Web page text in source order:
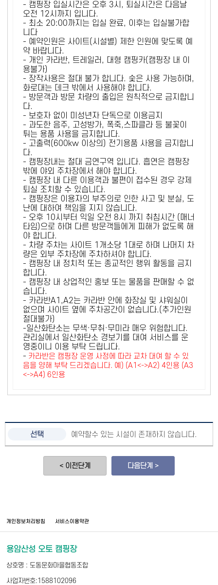
- 캠핑장 입실시간은 오후 3시, 퇴실시간은 다음날
오전 12시까지 입니다.
- 최소 20:00까지는 입실 완료, 이후는 입실불가합
니다
- 예약인원은 사이트(시설별) 제한 인원에 맞도록 예
약 바랍니다.
- 개인 카라반, 트레일러, 대형 캠핑카(캠핑장 내 이
용불가)
- 장작사용은 절대 불가 합니다. 숯은 사용 가능하며,
화로대는 데크 밖에서 사용해야 합니다.
- 방문객과 방문 차량의 출입은 원칙적으로 금지합니
다.
- 보호자 없이 미성년자 단독으로 이용금지
- 과도한 음주, 고성방가, 폭죽,스파클라 등 불꽃이
튀는 용품 사용을 금지합니다.
- 고출력(600kw 이상의) 전기용품 사용을 금지합니
다.
- 캠핑장내는 절대 금연구역 입니다. 흡연은 캠핑장
밖에 야외 주차장에서 해야 합니다.
- 캠핑장 내 다른 이용객과 불편이 접수된 경우 강제
퇴실 조치할 수 있습니다.
- 캠핑장은 이용자의 부주의로 인한 사고 및 분실, 도
난에 대하여 책임을 지지 않습니다.
- 오후 10시부터 익일 오전 8시 까지 취침시간 (매너
타임)으로 하며 다른 방문객들에게 피해가 없도록 해
야 합니다.
- 차량 주차는 사이트 1개소당 1대로 하며 나머지 차
량은 외부 주차장에 주차하셔야 합니다.
- 캠핑장 내 정치적 또는 종교적인 행위 활동을 금지
합니다.
- 캠핑장 내 상업적인 홍보 또는 물품을 판매할 수 없
습니다.
- 카라반A1,A2는 카라반 안에 화장실 및 샤워실이
없으며 사이트 옆에 주차공간이 없습니다.(추가인원
절대불가)
-일산화탄소는 무색·무취·무미라 매우 위험합니다.
관리실에서 일산화탄소 경보기를 대여 서비스를 운
영중이니 이용 부탁 드립니다.
- 카라반은 캠핑장 운영 사정에 따라 교차 대여 할 수 있
음을 양해 부탁 드리겠습니다. 예) (A1<->A2) 4인용 (A3
<->A4) 6인용
예약할수 있는 시설이 존재하지 않습니다.
< 이전단계 다음단계 >
개인정보처리방침 서비스이용약관
용암산성 오토 캠핑장
상호명 : 도동문화마을협동조합
사업자번호:1588102096